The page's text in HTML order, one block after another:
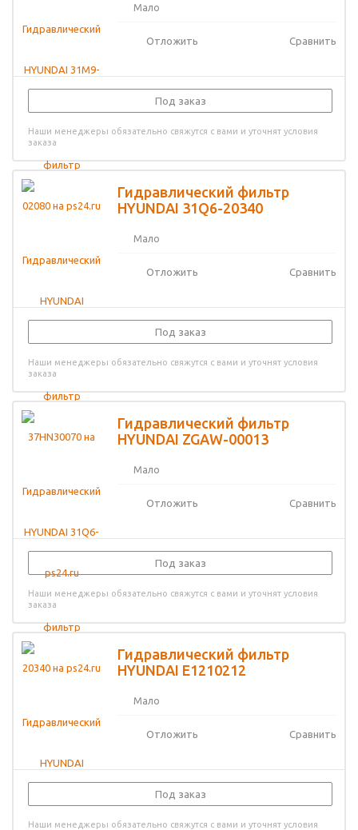
Мало
Отложить Сравнить
Под заказ
Наши менеджеры обязательно свяжутся с вами и уточнят условия
заказа
Гидравлический фильтр
HYUNDAI 31Q6-20340
Мало
Отложить Сравнить
Под заказ
Наши менеджеры обязательно свяжутся с вами и уточнят условия
заказа
Гидравлический фильтр
HYUNDAI ZGAW-00013
Мало
Отложить Сравнить
Под заказ
Наши менеджеры обязательно свяжутся с вами и уточнят условия
заказа
Гидравлический фильтр
HYUNDAI E1210212
Мало
Отложить Сравнить
Под заказ
Наши менеджеры обязательно свяжутся с вами и уточнят условия